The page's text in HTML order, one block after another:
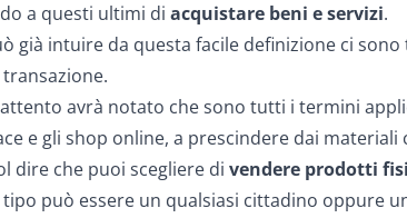
a questi ultimi di acquistare beni e servizi.
già intuire da questa facile definizione ci
avrà notato che sono tutti i termini
e gli shop online, a prescindere dai
dire che puoi scegliere di vendere prodotti
può essere un qualsiasi cittadino oppure